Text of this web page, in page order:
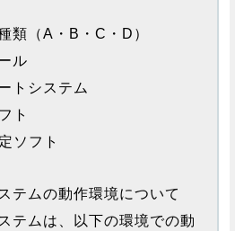
類（A・B・C・D）
ル
トシステム
ト
ソフト
テムの動作環境について
テムは、以下の環境での動